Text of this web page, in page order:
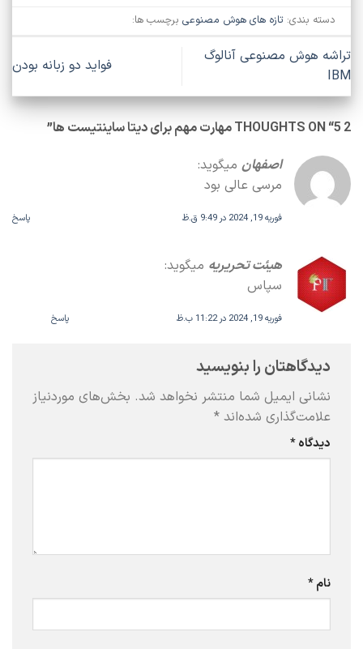
دسته بندی:تازه های هوش مصنوعی برچسب ها:
تراشه هوش مصنوعی آنالوگ
IBM
فواید دو زبانه بودن
2 THOUGHTS ON “ 5 مهارت مهم برای دیتا ساینتیست ها
”
اصفهان میگوید:
مرسی عالی بود
فوریه 19, 2024 در 9:49 ق.ظ پاسخ
هیئت تحریریه میگوید:
سپاس
فوریه 19, 2024 در 11:22 ب.ظ پاسخ
دیدگاهتان را بنویسید
نشانی ایمیل شما منتشر نخواهد شد. بخش‌های موردنیاز
علامت‌گذاری شده‌اند *
دیدگاه*
نام*